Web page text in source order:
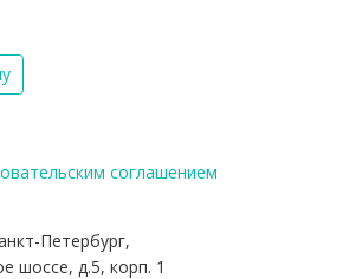
соглашением
Петербург,
шоссе, д.5, корп. 1